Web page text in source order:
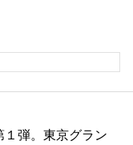
弾。東京グラン